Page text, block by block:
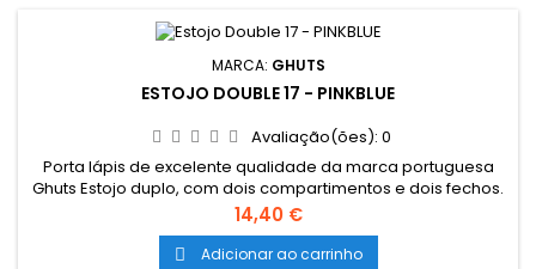
MARCA: GHUTS
ESTOJO DOUBLE 17 - PINKBLUE
Avaliação(ões): 0
Porta lápis de excelente qualidade da marca portuguesa
Ghuts Estojo duplo, com dois compartimentos e dois fechos.
Dimensões: 20,5 x 9,5 x 8 cm Características: Polyester 600D;
Fechos e cursor certificados YKK
Preço
14,40 €
 Adicionar ao carrinho